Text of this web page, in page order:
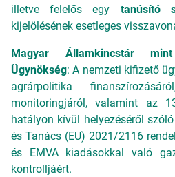
illetve felelős egy tanúsító
kijelölésének esetleges
Magyar Államkincstár
Ügynökség: A nemzeti kifizető
agrárpolitika
monitoringjáról, valamint az
hatályon kívül helyezéséről
és Tanács (EU) 2021/2116
és EMVA kiadásokkal való
kontrolljáért.